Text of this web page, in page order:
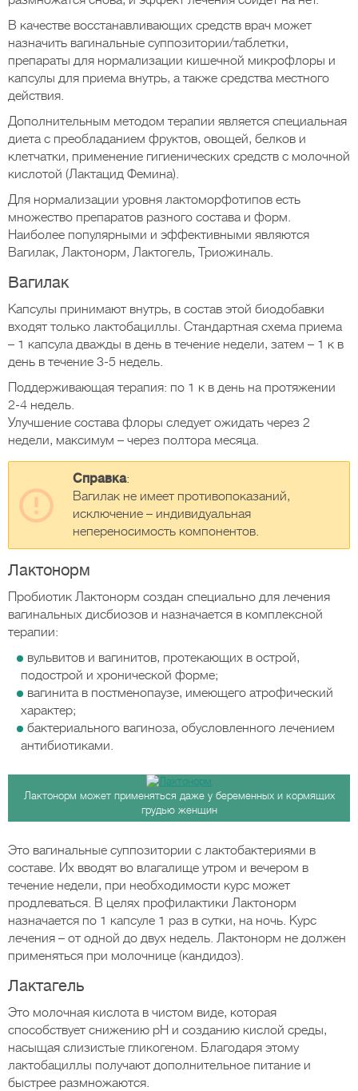
В качестве восстанавливающих средств врач может
назначить вагинальные суппозитории/таблетки,
препараты для нормализации кишечной микрофлоры и
капсулы для приема внутрь, а также средства местного
действия.
Дополнительным методом терапии является специальная
диета с преобладанием фруктов, овощей, белков и
клетчатки, применение гигиенических средств с молочной
кислотой (Лактацид Фемина).
Для нормализации уровня лактоморфотипов есть
множество препаратов разного состава и форм.
Наиболее популярными и эффективными являются
Вагилак, Лактонорм, Лактогель, Триожиналь.
Вагилак
Капсулы принимают внутрь, в состав этой биодобавки
входят только лактобациллы. Стандартная схема приема
– 1 капсула дважды в день в течение недели, затем – 1 к в
день в течение 3-5 недель.
Поддерживающая терапия: по 1 к в день на протяжении
2-4 недель.
Улучшение состава флоры следует ожидать через 2
недели, максимум – через полтора месяца.
Справка:
Вагилак не имеет противопоказаний,
исключение – индивидуальная
непереносимость компонентов.
Лактонорм
Пробиотик Лактонорм создан специально для лечения
вагинальных дисбиозов и назначается в комплексной
терапии:
вульвитов и вагинитов, протекающих в острой,
подострой и хронической форме;
вагинита в постменопаузе, имеющего атрофический
характер;
бактериального вагиноза, обусловленного лечением
антибиотиками.
Лактонорм может применяться даже у беременных и кормящих
грудью женщин
Это вагинальные суппозитории с лактобактериями в
составе. Их вводят во влагалище утром и вечером в
течение недели, при необходимости курс может
продлеваться. В целях профилактики Лактонорм
назначается по 1 капсуле 1 раз в сутки, на ночь. Курс
лечения – от одной до двух недель. Лактонорм не должен
применяться при молочнице (кандидоз).
Лактагель
Это молочная кислота в чистом виде, которая
способствует снижению pH и созданию кислой среды,
насыщая слизистые гликогеном. Благодаря этому
лактобациллы получают дополнительное питание и
быстрее размножаются.